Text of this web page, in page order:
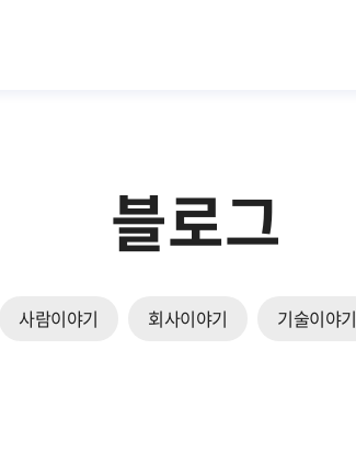
블로그
사람이야기 회사이야기 기술이야기